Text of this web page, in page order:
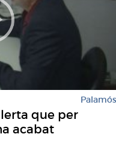
Palamós
que per
acabat